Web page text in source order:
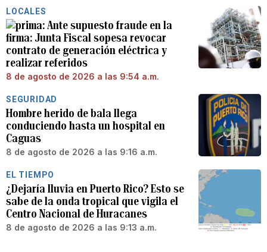
LOCALES
Ante supuesto fraude en la
firma: Junta Fiscal sopesa revocar
contrato de generación eléctrica y
realizar referidos
8 de agosto de 2026 a las 9:54 a.m.
SEGURIDAD
Hombre herido de bala llega
conduciendo hasta un hospital en
Caguas
8 de agosto de 2026 a las 9:16 a.m.
EL TIEMPO
¿Dejaría lluvia en Puerto Rico? Esto se
sabe de la onda tropical que vigila el
Centro Nacional de Huracanes
8 de agosto de 2026 a las 9:13 a.m.